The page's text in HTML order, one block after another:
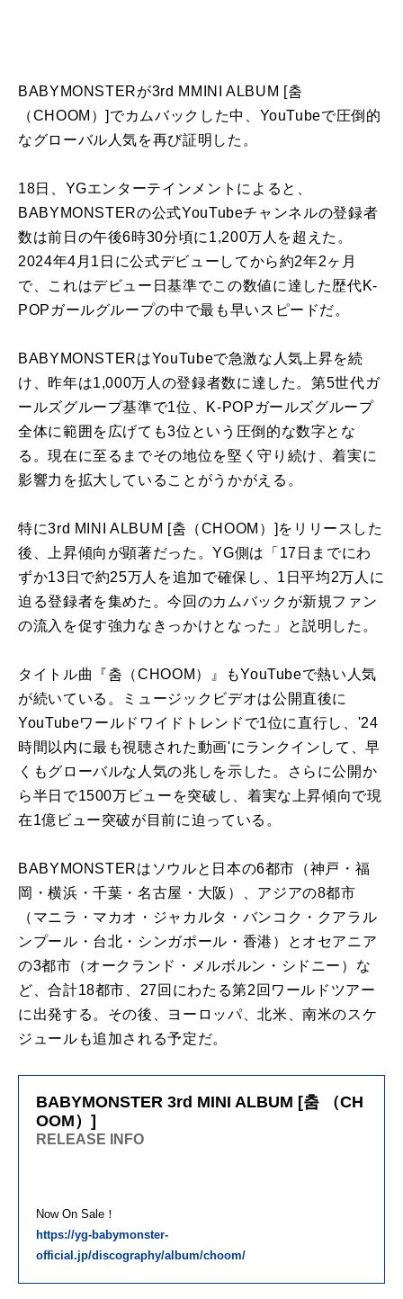
BABYMONSTERが3rd MMINI ALBUM [춤
（CHOOM）]でカムバックした中、YouTubeで圧倒的
なグローバル人気を再び証明した。
18日、YGエンターテインメントによると、
BABYMONSTERの公式YouTubeチャンネルの登録者
数は前日の午後6時30分頃に1,200万人を超えた。
2024年4月1日に公式デビューしてから約2年2ヶ月
で、これはデビュー日基準でこの数値に達した歴代K-
POPガールグループの中で最も早いスピードだ。
BABYMONSTERはYouTubeで急激な人気上昇を続
け、昨年は1,000万人の登録者数に達した。第5世代ガ
ールズグループ基準で1位、K-POPガールズグループ
全体に範囲を広げても3位という圧倒的な数字とな
る。現在に至るまでその地位を堅く守り続け、着実に
影響力を拡大していることがうかがえる。
特に3rd MINI ALBUM [춤（CHOOM）]をリリースした
後、上昇傾向が顕著だった。YG側は「17日までにわ
ずか13日で約25万人を追加で確保し、1日平均2万人に
迫る登録者を集めた。今回のカムバックが新規ファン
の流入を促す強力なきっかけとなった」と説明した。
タイトル曲『춤（CHOOM）』もYouTubeで熱い人気
が続いている。ミュージックビデオは公開直後に
YouTubeワールドワイドトレンドで1位に直行し、'24
時間以内に最も視聴された動画'にランクインして、早
くもグローバルな人気の兆しを示した。さらに公開か
ら半日で1500万ビューを突破し、着実な上昇傾向で現
在1億ビュー突破が目前に迫っている。
BABYMONSTERはソウルと日本の6都市（神戸・福
岡・横浜・千葉・名古屋・大阪）、アジアの8都市
（マニラ・マカオ・ジャカルタ・バンコク・クアラル
ンプール・台北・シンガポール・香港）とオセアニア
の3都市（オークランド・メルボルン・シドニー）な
ど、合計18都市、27回にわたる第2回ワールドツアー
に出発する。その後、ヨーロッパ、北米、南米のスケ
ジュールも追加される予定だ。
BABYMONSTER 3rd MINI ALBUM [춤 （CH
OOM）]
RELEASE INFO
Now On Sale！
https://yg-babymonster-
official.jp/discography/album/choom/